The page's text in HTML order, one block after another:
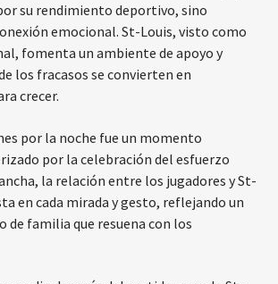
su rendimiento deportivo, sino
emocional. St-Louis, visto como
fomenta un ambiente de apoyo y
los fracasos se convierten en
crecer.
por la noche fue un momento
por la celebración del esfuerzo
la relación entre los jugadores y St-
en cada mirada y gesto, reflejando un
de familia que resuena con los